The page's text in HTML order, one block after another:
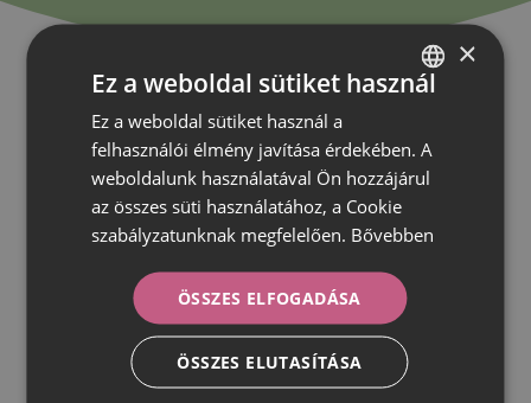
ROMANIAN
×
Ez a weboldal sütiket használ
Ez a weboldal sütiket használ a
felhasználói élmény javítása érdekében. A
weboldalunk használatával Ön hozzájárul
az összes süti használatához, a Cookie
szabályzatunknak megfelelően. Bővebben
ÖSSZES ELFOGADÁSA
ÖSSZES ELUTASÍTÁSA